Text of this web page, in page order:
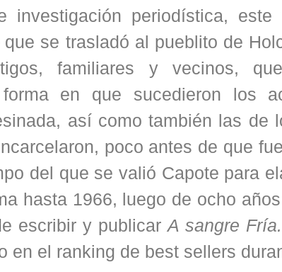
investigación periodística,
se trasladó al pueblito de
familiares y vecinos,
en que sucedieron los
así como también las de
poco antes de que
del que se valió Capote para
hasta 1966, luego de ocho
escribir y publicarA sangre Fría.
en el ranking de best sellers